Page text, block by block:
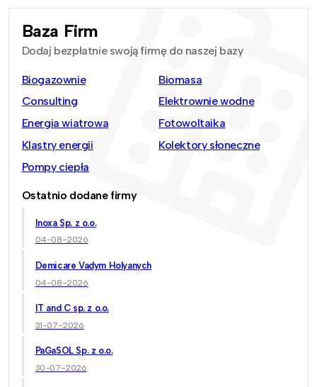
Baza Firm
Dodaj bezpłatnie swoją firmę do naszej bazy
Biogazownie
Biomasa
Consulting
Elektrownie wodne
Energia wiatrowa
Fotowoltaika
Klastry energii
Kolektory słoneczne
Pompy ciepła
Ostatnio dodane firmy
Inoxa Sp. z o.o.
04-08-2026
Demicare Vadym Holyanych
04-08-2026
IT and C sp. z o.o.
31-07-2026
PaGaSOL Sp. z o.o.
30-07-2026